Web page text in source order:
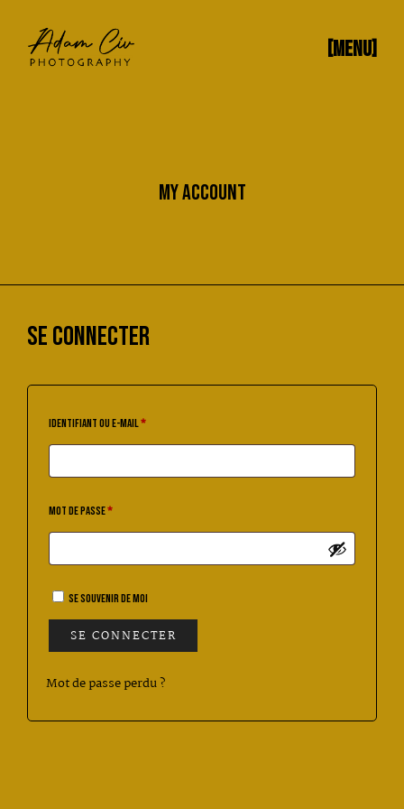
[MENU]
MY ACCOUNT
SE CONNECTER
IDENTIFIANT OU E-MAIL*
MOT DE PASSE*
SE SOUVENIR DE MOI
SE CONNECTER
Mot de passe perdu ?